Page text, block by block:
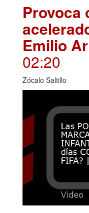
Provoca
Emilio
02:20
Zócalo Saltillo